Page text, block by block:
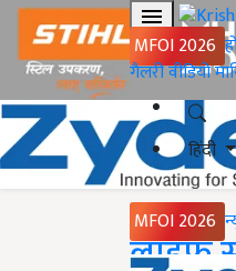
MFOI 2026
गैलरीवीडियो
हिंदी
MFOI 2026
Home
लाइफ